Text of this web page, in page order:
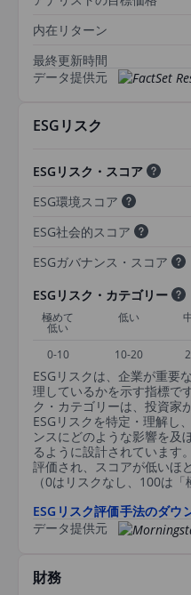
内在リターン
最終更新時間
データ提供元
ESGリスク
ESGリスク・スコア
ESG環境スコア
ESG社会的スコア
ESGガバナンス・スコア
ESGリスク・カテゴリー
極めて
低い
低い
0-10
10-20
ESGリスクは、企業が重要
理しているかを示す指標で
ク・カテゴリーは、投資家
ESGリスクを特定・理解し
ンスにどのような影響を及
るように設計されています
評価され、スコアが低いほ
（0はリスクなし、100は「
ESGリスク評価手法のダウ
データ提供元
財務